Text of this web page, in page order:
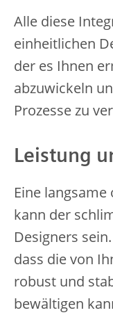
Alle diese
einheitlichen
der es Ihnen
abzuwickeln
Prozesse zu
Leistung
Eine
kann der
Designers
dass die von
robust und
bewältigen